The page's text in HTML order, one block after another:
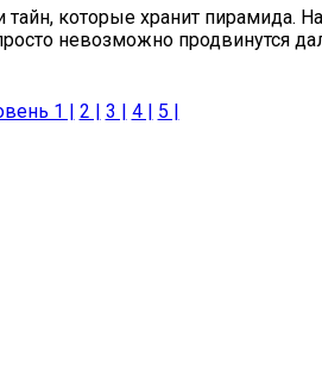
тайн, которые хранит
невозможно продвинутся
1 | 2 | 3 | 4 | 5 |